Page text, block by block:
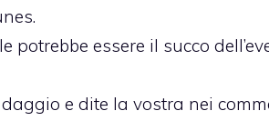
potrebbe essere il succo
e dite la vostra nei